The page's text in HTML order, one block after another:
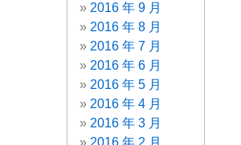
2016 年 9 月
2016 年 8 月
2016 年 7 月
2016 年 6 月
2016 年 5 月
2016 年 4 月
2016 年 3 月
2016 年 2 月